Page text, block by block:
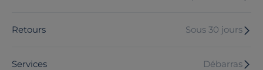
Retours Sous 30 jours
Services Débarras